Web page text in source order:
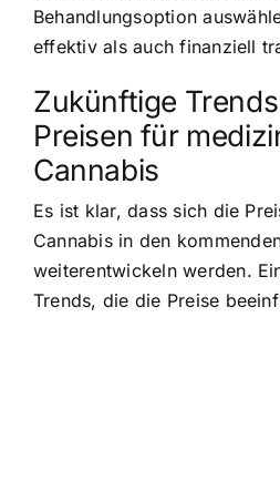
Behandlungsoption
effektiv als auch finanziell
Zukünftige
Preisen für
Cannabis
Es ist klar, dass sich die
Cannabis in den
weiterentwickeln werden.
Trends, die die Preise